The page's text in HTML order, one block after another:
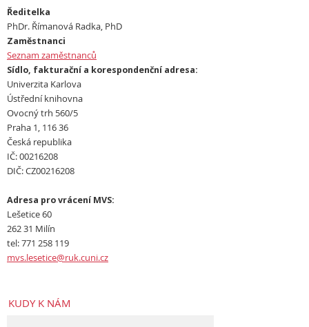
Ředitelka
PhDr. Římanová Radka, PhD
Zaměstnanci
Seznam zaměstnanců
Sídlo, fakturační a korespondenční adresa:
Univerzita Karlova
Ústřední knihovna
Ovocný trh 560/5
Praha 1, 116 36
Česká republika
IČ: 00216208
DIČ: CZ00216208
Adresa pro vrácení MVS:
Lešetice 60
262 31 Milín
tel: 771 258 119
mvs.lesetice@ruk.cuni.cz
KUDY K NÁM